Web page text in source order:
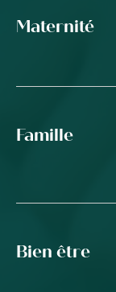
Maternité
Famille
Bien être